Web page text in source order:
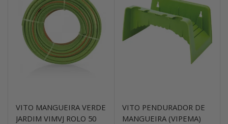
VITO MANGUEIRA VERDE
JARDIM VIMVJ ROLO 50
VITO PENDURADOR DE
MANGUEIRA (VIPEMA)